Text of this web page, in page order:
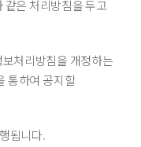
같은 처리방침을 두고
처리방침을 개정하는
통하여 공지할
됩니다.